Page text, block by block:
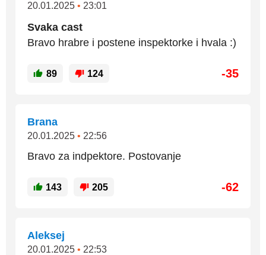
20.01.2025 • 23:01
Svaka cast
Bravo hrabre i postene inspektorke i hvala :)
89 124 -35
Brana
20.01.2025 • 22:56
Bravo za indpektore. Postovanje
143 205 -62
Aleksej
20.01.2025 • 22:53